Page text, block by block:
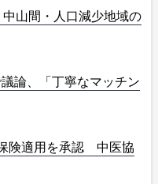
中山間・人口減少地域の
論、「丁寧なマッチン
険適用を承認 中医協